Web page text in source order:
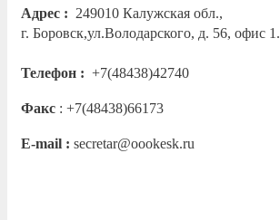
Адрес : 249010 Калужская обл.,
г. Боровск,ул.Володарского, д. 56, офис 1.
Телефон : +7(48438)42740
Факс : +7(48438)66173
E-mail : secretar@oookesk.ru